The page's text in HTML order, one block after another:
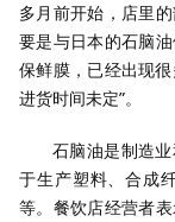
多月前开始，店里
要是与日本的石脑
保鲜膜，已经出现很
进货时间未定”。
石脑油是制造
于生产塑料、合成
等。餐饮店经营者